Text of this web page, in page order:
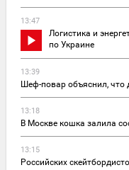
13:47
Логистика и
по Украине
13:39
Шеф-повар объяснил, что
13:18
В Москве кошка залила
13:15
Российских